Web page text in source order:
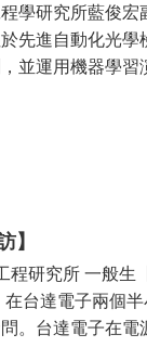
學研究所藍俊
先進自動化光
並運用機器學
】
程研究所 一般生
在台達電子兩個
。台達電子在